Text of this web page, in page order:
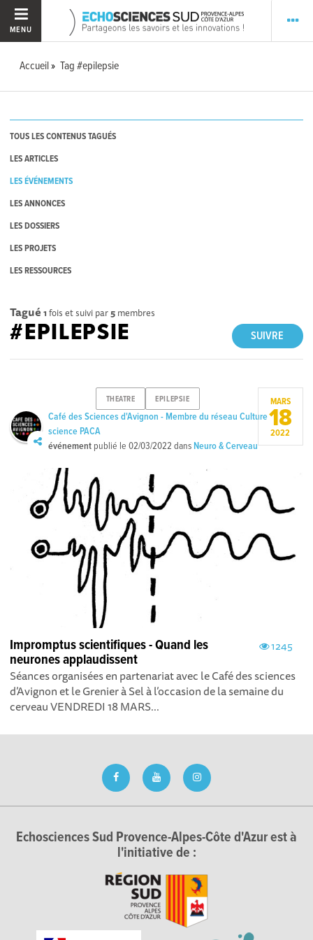
MENU
Accueil Tag #epilepsie
TOUS LES CONTENUS TAGUÉS
LES ARTICLES
LES ÉVÉNEMENTS
LES ANNONCES
LES DOSSIERS
LES PROJETS
LES RESSOURCES
Tagué 1 fois et suivi par 5 membres
SUIVRE
#EPILEPSIE
THEATRE EPILEPSIE
Café des Sciences d'Avignon - Membre du réseau Culture
science PACA
événement publié le02/03/2022 dans Neuro & Cerveau
MARS
18
2022
1245
Impromptus scientifiques - Quand les
neurones applaudissent
Séances organisées en partenariat avec le Café des sciences
d’Avignon et le Grenier à Sel à l’occasion de la semaine du
cerveau VENDREDI 18 MARS...
Echosciences Sud Provence-Alpes-Côte d'Azur est à
l'initiative de :